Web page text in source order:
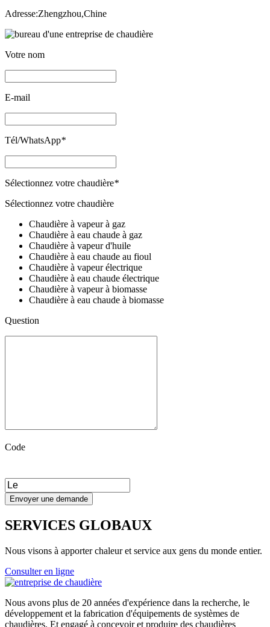
Adresse:Zhengzhou,Chine
Votre nom
E-mail
Tél/WhatsApp*
Sélectionnez votre chaudière*
Sélectionnez votre chaudière
Chaudière à vapeur à gaz
Chaudière à eau chaude à gaz
Chaudière à vapeur d'huile
Chaudière à eau chaude au fioul
Chaudière à vapeur électrique
Chaudière à eau chaude électrique
Chaudière à vapeur à biomasse
Chaudière à eau chaude à biomasse
Question
Code
SERVICES GLOBAUX
Nous visons à apporter chaleur et service aux gens du monde entier.
Consulter en ligne
Nous avons plus de 20 années d'expérience dans la recherche, le
développement et la fabrication d'équipements de systèmes de
chaudières. Et engagé à concevoir et produire des chaudières